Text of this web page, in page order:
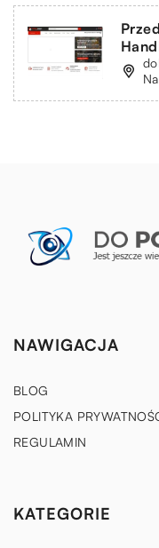
NAWIGACJA
BLOG
POLITYKA
REGULAMIN
KATEGORIE